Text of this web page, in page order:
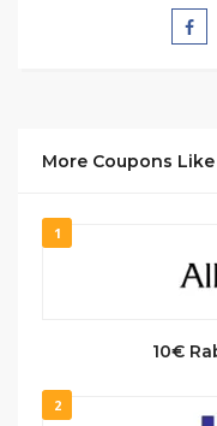
More Coupons
1
10€
2